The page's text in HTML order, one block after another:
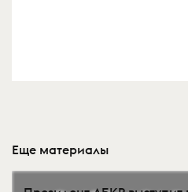
Еще материалы